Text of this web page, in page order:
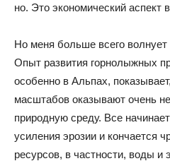
но. Это экономический аспект
Но меня больше всего волнует
Опыт развития горнолыжных
особенно в Альпах,
масштабов оказывают очень
природную среду. Все
усиления эрозии и кончается
ресурсов, в частности, воды и